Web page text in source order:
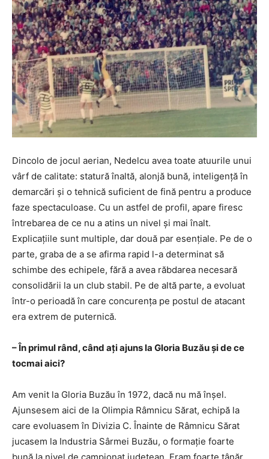
Dincolo de jocul aerian, Nedelcu avea toate atuurile unui
vârf de calitate: statură înaltă, alonjă bună, inteligență în
demarcări și o tehnică suficient de fină pentru a produce
faze spectaculoase. Cu un astfel de profil, apare firesc
întrebarea de ce nu a atins un nivel și mai înalt.
Explicațiile sunt multiple, dar două par esențiale. Pe de o
parte, graba de a se afirma rapid l-a determinat să
schimbe des echipele, fără a avea răbdarea necesară
consolidării la un club stabil. Pe de altă parte, a evoluat
într-o perioadă în care concurența pe postul de atacant
era extrem de puternică.
– În primul rând, când ați ajuns la Gloria Buzău și de ce
tocmai aici?
Am venit la Gloria Buzău în 1972, dacă nu mă înșel.
Ajunsesem aici de la Olimpia Râmnicu Sărat, echipă la
care evoluasem în Divizia C. Înainte de Râmnicu Sărat
jucasem la Industria Sârmei Buzău, o formație foarte
bună la nivel de campionat județean. Eram foarte tânăr